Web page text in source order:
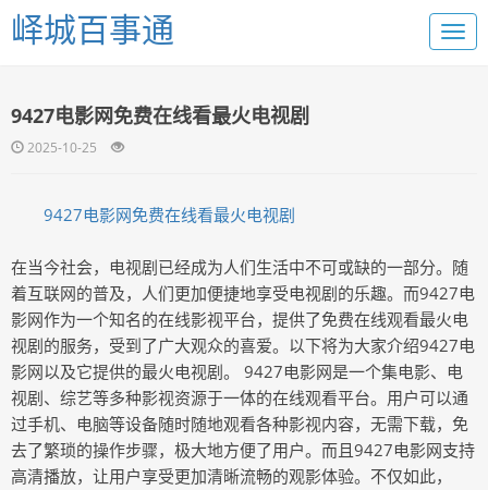
峄城百事通
9427电影网免费在线看最火电视剧
2025-10-25
9427电影网免费在线看最火电视剧
在当今社会，电视剧已经成为人们生活中不可或缺的一部分。随
着互联网的普及，人们更加便捷地享受电视剧的乐趣。而9427电
影网作为一个知名的在线影视平台，提供了免费在线观看最火电
视剧的服务，受到了广大观众的喜爱。以下将为大家介绍9427电
影网以及它提供的最火电视剧。 9427电影网是一个集电影、电
视剧、综艺等多种影视资源于一体的在线观看平台。用户可以通
过手机、电脑等设备随时随地观看各种影视内容，无需下载，免
去了繁琐的操作步骤，极大地方便了用户。而且9427电影网支持
高清播放，让用户享受更加清晰流畅的观影体验。不仅如此，